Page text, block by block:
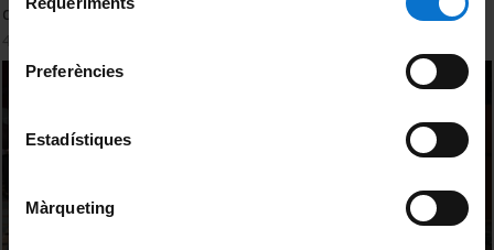
de
Preferències
Estadístiques
Màrqueting
descobriment del protó